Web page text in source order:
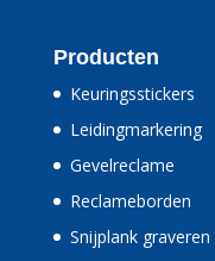
Producten
Keuringsstickers
Leidingmarkering
Gevelreclame
Reclameborden
Snijplank graveren